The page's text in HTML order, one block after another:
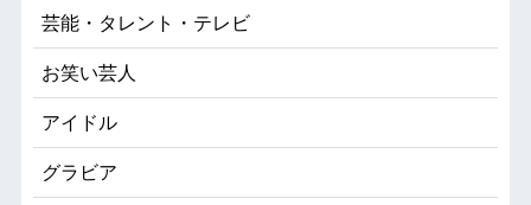
芸能・タレント・テレビ
お笑い芸人
アイドル
グラビア